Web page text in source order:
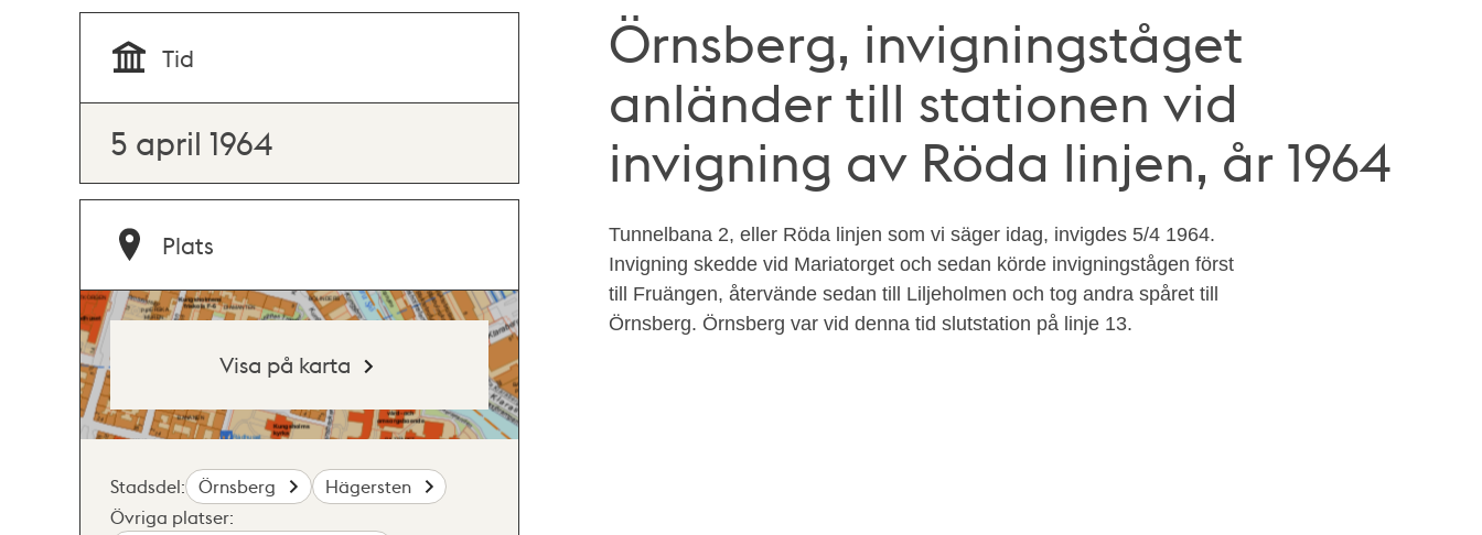
Örnsberg, invigningståget
anländer till stationen vid
invigning av Röda linjen, år 1964
Tunnelbana 2, eller Röda linjen som vi säger idag, invigdes 5/4 1964.
Invigning skedde vid Mariatorget och sedan körde invigningstågen först
till Fruängen, återvände sedan till Liljeholmen och tog andra spåret till
Örnsberg. Örnsberg var vid denna tid slutstation på linje 13.
Tid
5 april 1964
Plats
Visa på karta
Stadsdel: Örnsberg
Hägersten
Övriga platser: